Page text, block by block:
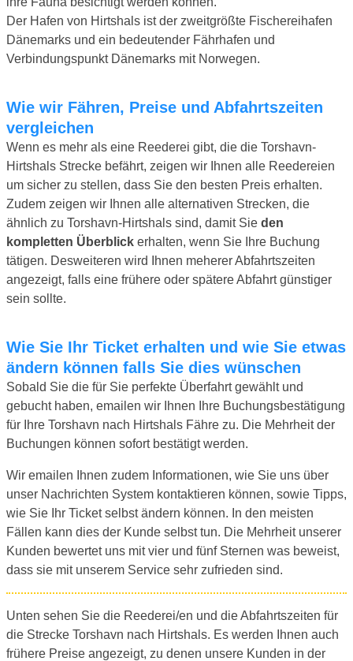
Der Hafen von Hirtshals ist der zweitgrößte Fischereihafen
Dänemarks und ein bedeutender Fährhafen und
Verbindungspunkt Dänemarks mit Norwegen.
Wie wir Fähren, Preise und Abfahrtszeiten
vergleichen
Wenn es mehr als eine Reederei gibt, die die Torshavn-
Hirtshals Strecke befährt, zeigen wir Ihnen alle Reedereien
um sicher zu stellen, dass Sie den besten Preis erhalten.
Zudem zeigen wir Ihnen alle alternativen Strecken, die
ähnlich zu Torshavn-Hirtshals sind, damit Sie den
kompletten Überblick erhalten, wenn Sie Ihre Buchung
tätigen. Desweiteren wird Ihnen meherer Abfahrtszeiten
angezeigt, falls eine frühere oder spätere Abfahrt günstiger
sein sollte.
Wie Sie Ihr Ticket erhalten und wie Sie etwas
ändern können falls Sie dies wünschen
Sobald Sie die für Sie perfekte Überfahrt gewählt und
gebucht haben, emailen wir Ihnen Ihre Buchungsbestätigung
für Ihre Torshavn nach Hirtshals Fähre zu. Die Mehrheit der
Buchungen können sofort bestätigt werden.
Wir emailen Ihnen zudem Informationen, wie Sie uns über
unser Nachrichten System kontaktieren können, sowie Tipps,
wie Sie Ihr Ticket selbst ändern können. In den meisten
Fällen kann dies der Kunde selbst tun. Die Mehrheit unserer
Kunden bewertet uns mit vier und fünf Sternen was beweist,
dass sie mit unserem Service sehr zufrieden sind.
Unten sehen Sie die Reederei/en und die Abfahrtszeiten für
die Strecke Torshavn nach Hirtshals. Es werden Ihnen auch
frühere Preise angezeigt, zu denen unsere Kunden in der